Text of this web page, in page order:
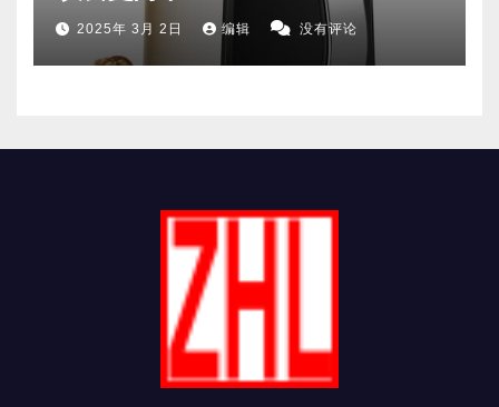
2025年 3月 2日 编辑 没有评论